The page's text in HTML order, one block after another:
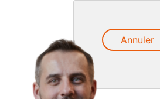
Annuler